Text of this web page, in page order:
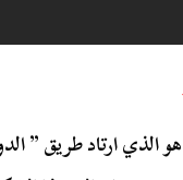
ارتاد طريق ”